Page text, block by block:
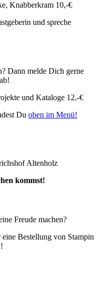
Knabberkram 10,-€
und spreche
Dann melde Dich gerne
und Kataloge 12,-€
Du oben im Menü!
Altenholz
kommst!
Freude machen?
Bestellung von Stampin